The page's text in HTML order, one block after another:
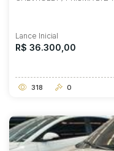
Lance Inicial
R$ 36.300,00
318 0